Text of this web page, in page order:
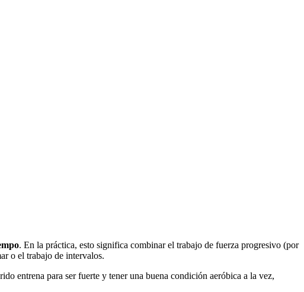
. En la práctica, esto significa combinar el trabajo de fuerza progresivo (por
o el trabajo de intervalos.
entrena para ser fuerte y tener una buena condición aeróbica a la vez,